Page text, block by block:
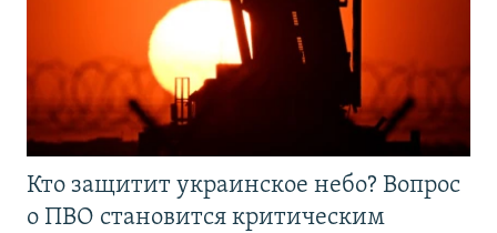
Кто защитит украинское небо? Вопрос
о ПВО становится критическим